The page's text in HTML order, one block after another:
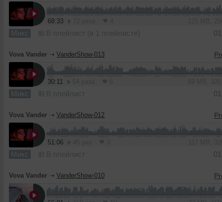
68:33
Микс В плейлист (в 1 плейлисте)
Vova Vander ➝ VanderShow-013
30:11
Микс В плейлист
Vova Vander ➝ VanderShow-012
51:06
Микс В плейлист
Vova Vander ➝ VanderShow-010